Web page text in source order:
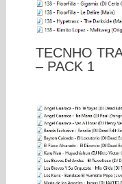
TECNHO
– PACK 1